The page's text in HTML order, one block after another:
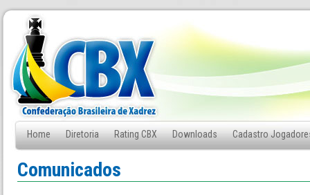
Home Diretoria Rating CBX Downloads Cadastro
Fale Conosco
Comunicados